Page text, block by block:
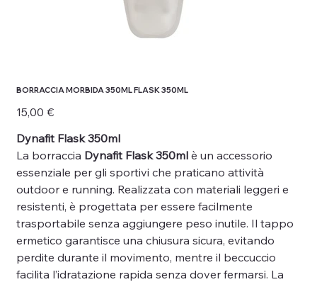
BORRACCIA MORBIDA 350ML FLASK 350ML
Prezzo
15,00 €
Dynafit Flask 350ml
La borraccia Dynafit Flask 350mlè un accessorio
essenziale per gli sportivi che praticano attività
outdoor e running. Realizzata con materiali leggeri e
resistenti, è progettata per essere facilmente
trasportabile senza aggiungere peso inutile. Il tappo
ermetico garantisce una chiusura sicura, evitando
perdite durante il movimento, mentre il beccuccio
facilita l’idratazione rapida senza dover fermarsi. La